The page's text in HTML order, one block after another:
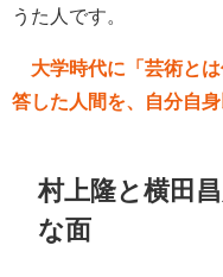
うた人です。
大学時代に「芸術とは
答した人間を、自分自
村上隆と横田
な面